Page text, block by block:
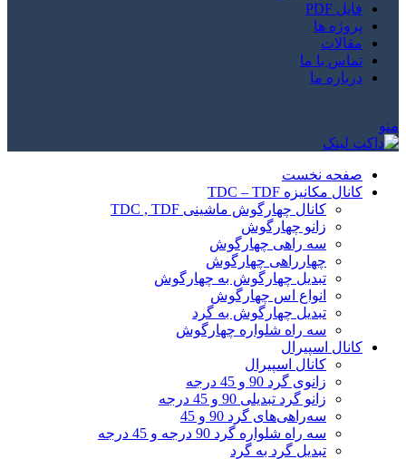
فایل PDF
پروژه ها
مقالات
تماس با ما
درباره ما
منو
صفحه نخست
کانال مکانیزه TDC – TDF
کانال چهارگوش ماشینی TDC , TDF
زانو چهارگوش
سه راهی چهارگوش
چهارراهی چهارگوش
تبدیل چهارگوش به چهارگوش
انواع اس چهارگوش
تبدیل چهارگوش به گرد
سه راه شلواره چهارگوش
کانال اسپیرال
کانال اسپیرال
زانوی گرد 90 و 45 درجه
زانو گرد تبدیلی 90 و 45 درجه
سه‌راهی‌های گرد 90 و 45
سه راه شلواره گرد 90 درجه و 45 درجه
تبدیل گرد به گرد